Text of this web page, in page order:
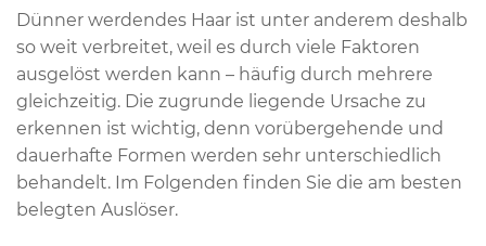
Dünner werdendes Haar ist unter anderem deshalb
so weit verbreitet, weil es durch viele Faktoren
ausgelöst werden kann – häufig durch mehrere
gleichzeitig. Die zugrunde liegende Ursache zu
erkennen ist wichtig, denn vorübergehende und
dauerhafte Formen werden sehr unterschiedlich
behandelt. Im Folgenden finden Sie die am besten
belegten Auslöser.